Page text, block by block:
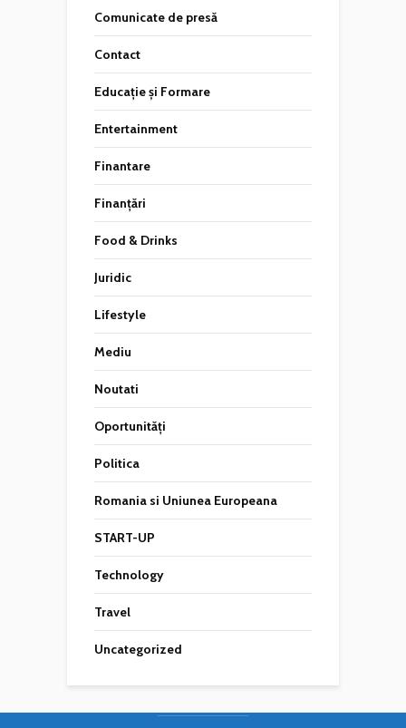
Comunicate de presă
Contact
Educație și Formare
Entertainment
Finantare
Finanțări
Food & Drinks
Juridic
Lifestyle
Mediu
Noutati
Oportunități
Politica
Romania si Uniunea Europeana
START-UP
Technology
Travel
Uncategorized